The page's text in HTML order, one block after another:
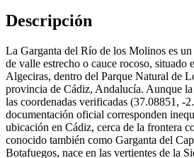
Descripción
La Garganta del Río de los Molinos es
de valle estrecho o cauce rocoso, situado
Algeciras, dentro del Parque Natural de
provincia de Cádiz, Andalucía. Aunque
las coordenadas verificadas (37.08851, -
documentación oficial corresponden
ubicación en Cádiz, cerca de la frontera
conocido también como Garganta del
Botafuegos, nace en las vertientes de la